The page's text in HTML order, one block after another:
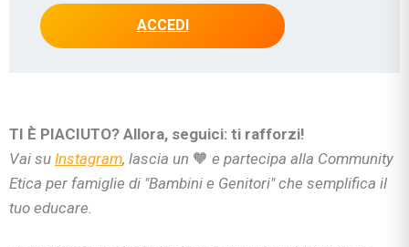
ACCEDI
TI È PIACIUTO? Allora, seguici: ti rafforzi!
Vai su Instagram, lascia un 🧡 e partecipa alla Community
Etica per famiglie di "Bambini e Genitori" che semplifica il
tuo educare.